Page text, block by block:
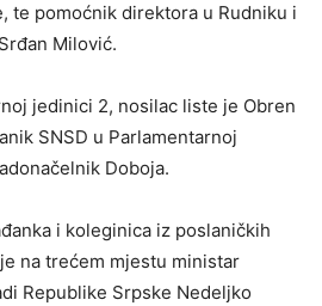
te pomoćnik direktora u Rudniku i
Milović.
jedinici 2, nosilac liste je Obren
SNSD u Parlamentarnoj
Doboja.
i koleginica iz poslaničkih
na trećem mjestu ministar
Republike Srpske Nedeljko